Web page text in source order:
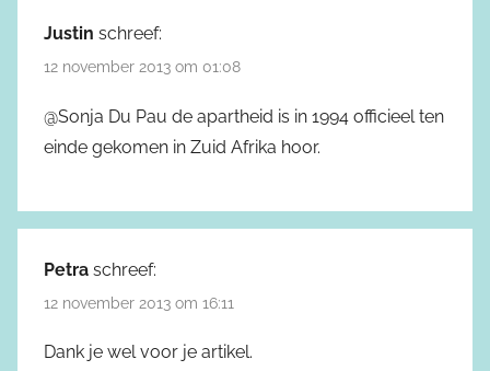
Justin schreef:
12 november 2013 om 01:08
@Sonja Du Pau de apartheid is in 1994 officieel ten
einde gekomen in Zuid Afrika hoor.
Petra schreef:
12 november 2013 om 16:11
Dank je wel voor je artikel.